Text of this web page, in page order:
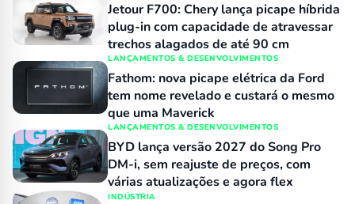
Jetour F700: Chery lança picape híbrida
plug-in com capacidade de atravessar
trechos alagados de até 90 cm
LANÇAMENTOS & DESENVOLVIMENTOS
Fathom: nova picape elétrica da Ford
tem nome revelado e custará o mesmo
que uma Maverick
LANÇAMENTOS & DESENVOLVIMENTOS
BYD lança versão 2027 do Song Pro
DM-i, sem reajuste de preços, com
várias atualizações e agora flex
INDÚSTRIA